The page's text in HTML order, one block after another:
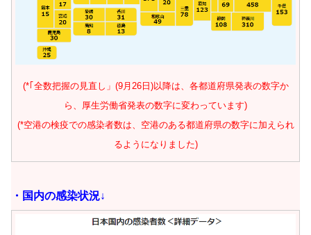
(*｢全数把握の見直し」(9月26日)以降は、各都道府県発表の数字か
ら、厚生労働省発表の数字に変わっています)
(*空港の検疫での感染者数は、空港のある都道府県の数字に加えられ
るようになりました)
・ 国内の感染状況↓